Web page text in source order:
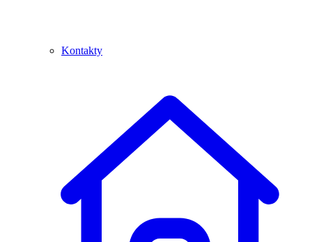
Kontakty